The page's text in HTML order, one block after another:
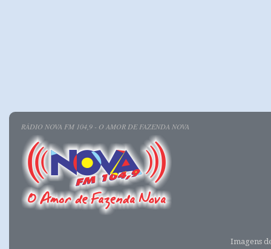
RÁDIO NOVA FM 104,9 - O AMOR DE FAZENDA NOVA
Imagens